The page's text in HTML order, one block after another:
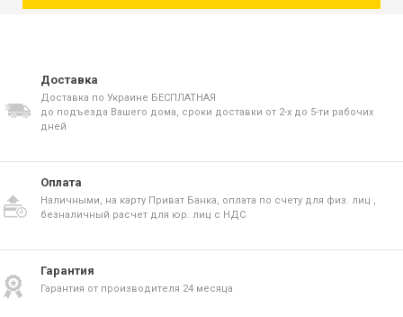
Доставка
Доставка по Украине БЕСПЛАТНАЯ
до подъезда Вашего дома, сроки доставки от 2-х до 5-ти рабочих
дней
Оплата
Наличными, на карту Приват Банка, оплата по счету для физ. лиц ,
безналичный расчет для юр. лиц с НДС
Гарантия
Гарантия от производителя 24 месяца